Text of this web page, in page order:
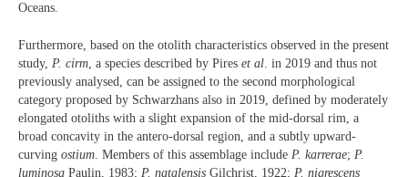
Oceans.
Furthermore, based on the otolith characteristics observed in the present
study, P. cirm , a species described by Pires et al . in 2019 and thus not
previously analysed, can be assigned to the second morphological
category proposed by Schwarzhans also in 2019, defined by moderately
elongated otoliths with a slight expansion of the mid-dorsal rim, a
broad concavity in the antero-dorsal region, and a subtly upward-
curving ostium . Members of this assemblage include P. karrerae; P.
luminosa Paulin, 1983; P. natalensis Gilchrist, 1922; P. nigrescens